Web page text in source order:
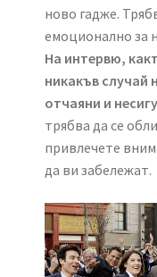
ново гадже.
емоционално за
На интервю,
никакъв случай
отчаяни и
трябва да се
привлечете
да ви забележат.